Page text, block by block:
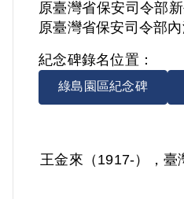
原臺灣省保安司令部
原臺灣省保安司令部
紀念碑錄名位置：
綠島園區紀念碑
王金來（1917-），臺